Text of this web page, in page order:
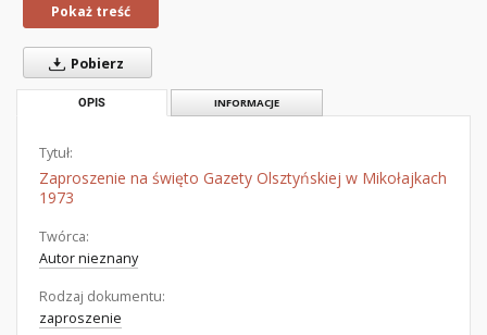
Pokaż treść
Pobierz
OPIS INFORMACJE
Tytuł:
Zaproszenie na święto Gazety Olsztyńskiej w Mikołajkach
1973
Twórca:
Autor nieznany
Rodzaj dokumentu:
zaproszenie